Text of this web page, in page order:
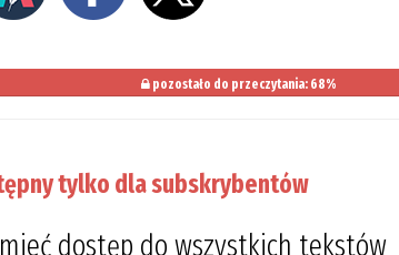
pozostało do przeczytania: 68%
tylko dla subskrybentów
dostęp do wszystkich tekstów